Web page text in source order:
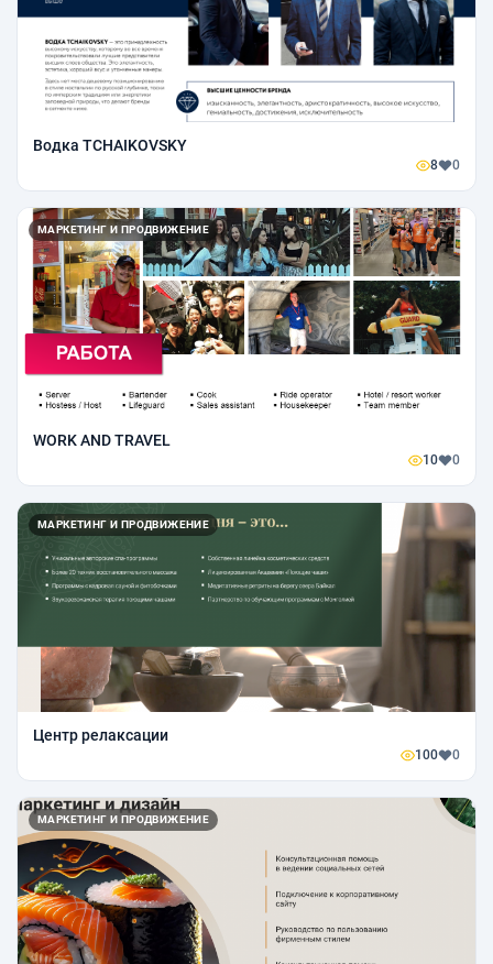
Водка TCHAIKOVSKY
8 0
МАРКЕТИНГ И ПРОДВИЖЕНИЕ
WORK AND TRAVEL
10 0
МАРКЕТИНГ И ПРОДВИЖЕНИЕ
Центр релаксации
100 0
МАРКЕТИНГ И ПРОДВИЖЕНИЕ